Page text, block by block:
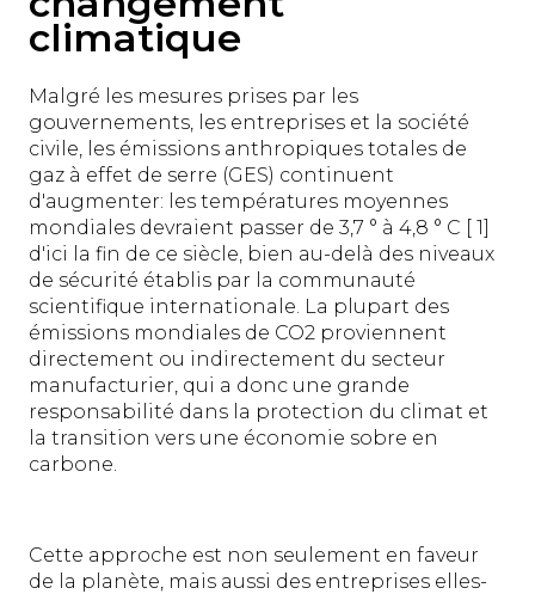
climatique
Malgré les mesures prises par les
gouvernements, les entreprises et la société
civile, les émissions anthropiques totales de
gaz à effet de serre (GES) continuent
d'augmenter: les températures moyennes
mondiales devraient passer de 3,7 ° à 4,8 ° C [ 1]
d'ici la fin de ce siècle, bien au-delà des niveaux
de sécurité établis par la communauté
scientifique internationale. La plupart des
émissions mondiales de CO2 proviennent
directement ou indirectement du secteur
manufacturier, qui a donc une grande
responsabilité dans la protection du climat et
la transition vers une économie sobre en
carbone.
Cette approche est non seulement en faveur
de la planète, mais aussi des entreprises elles-